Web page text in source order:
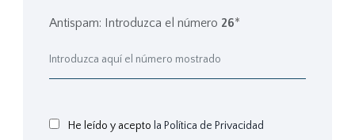
Antispam: Introduzca el número 26*
He leído y acepto la Política de Privacidad